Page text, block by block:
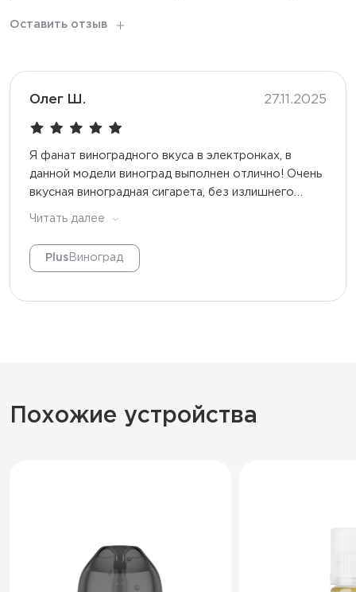
Оставить отзыв
Олег Ш. 27.11.2025
Я фанат виноградного вкуса в электронках, в
данной модели виноград выполнен отлично! Очень
вкусная виноградная сигарета, без излишнего
Читать далее
Plus Виноград
Похожие устройства